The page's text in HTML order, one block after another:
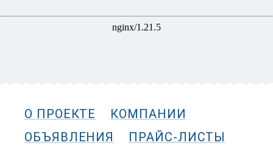
О ПРОЕКТЕ
КОМПАНИИ
ОБЪЯВЛЕНИЯ
ПРАЙС-ЛИСТЫ